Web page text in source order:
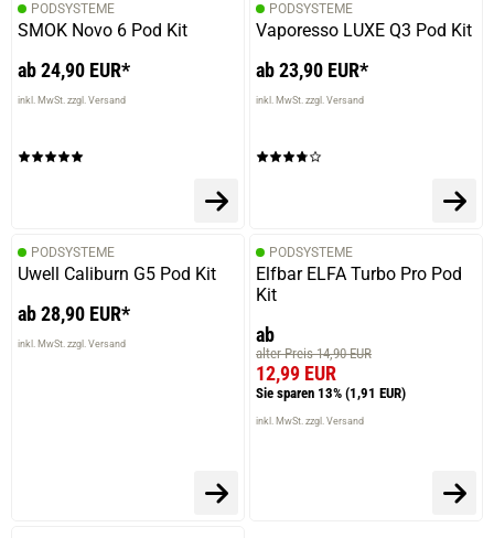
PODSYSTEME
SMOK Novo 6 Pod Kit
ab 24,90 EUR*
inkl. MwSt. zzgl. Versand
PODSYSTEME
Vaporesso LUXE Q3 Pod Kit
ab 23,90 EUR*
inkl. MwSt. zzgl. Versand
PODSYSTEME
Uwell Caliburn G5 Pod Kit
ab 28,90 EUR*
inkl. MwSt. zzgl. Versand
PODSYSTEME
Elfbar ELFA Turbo Pro Pod
Kit
ab
alter Preis 14,90 EUR
12,99 EUR
Sie sparen 13% (1,91 EUR)
inkl. MwSt. zzgl. Versand